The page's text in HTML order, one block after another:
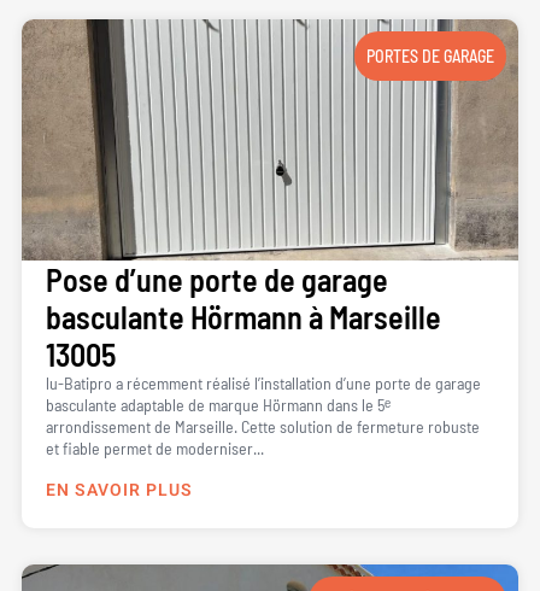
PORTES DE GARAGE
Pose d’une porte de garage
basculante Hörmann à Marseille
13005
lu-Batipro a récemment réalisé l’installation d’une porte de garage
basculante adaptable de marque Hörmann dans le 5ᵉ
arrondissement de Marseille. Cette solution de fermeture robuste
et fiable permet de moderniser...
EN SAVOIR PLUS